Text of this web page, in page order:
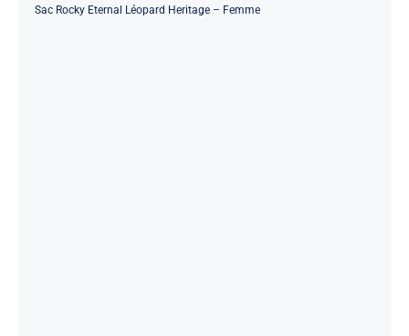
Sac Rocky Eternal Léopard Heritage – Femme